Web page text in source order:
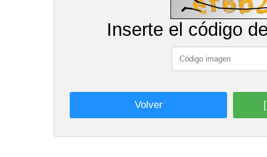
Inserte el código
Volver